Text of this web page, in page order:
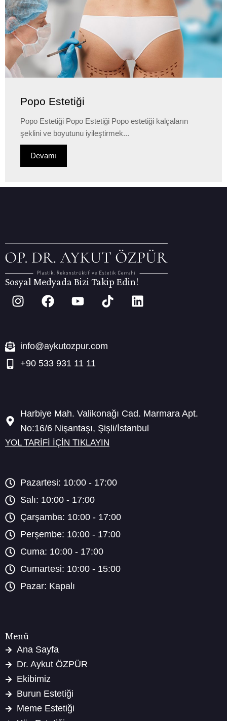
Popo Estetiği
Popo Estetiği Popo Estetiği Popo estetiği kalçaların
şeklini ve boyutunu iyileştirmek...
Devamı
Sosyal Medyada Bizi Takip Edin!
I
n
a
g
F
a
b
o
o
Y
o
u
b
e
T
i
o
L
i
info@aykutozpur.com
+90 533 931 11 11
Harbiye Mah. Valikonağı Cad. Marmara Apt.
No:16/6 Nişantaşı, Şişli/İstanbul
YOL TARİFİ İÇİN TIKLAYIN
Pazartesi: 10:00 - 17:00
Salı: 10:00 - 17:00
Çarşamba: 10:00 - 17:00
Perşembe: 10:00 - 17:00
Cuma: 10:00 - 17:00
Cumartesi: 10:00 - 15:00
Pazar: Kapalı
Menü
Ana Sayfa
Dr. Aykut ÖZPÜR
Ekibimiz
Burun Estetiği
Meme Estetiği